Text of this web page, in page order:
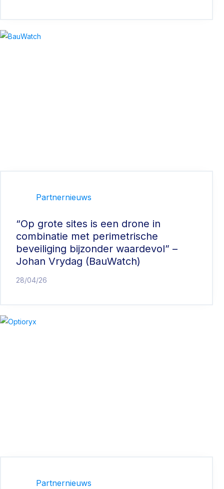
Partnernieuws
“Op grote sites is een drone in
combinatie met perimetrische
beveiliging bijzonder waardevol” –
Johan Vrydag (BauWatch)
28/04/26
Partnernieuws